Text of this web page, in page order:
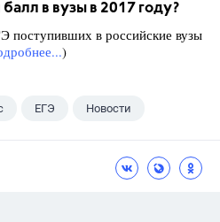
в вузы в 2017 году?
поступивших в российские вузы
)
ЕГЭ Новости